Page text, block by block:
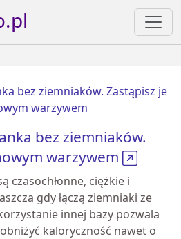
bez ziemniaków.
warzywem
czasochłonne, ciężkie i
gdy łączą ziemniaki ze
innej bazy pozwala
kaloryczność nawet o